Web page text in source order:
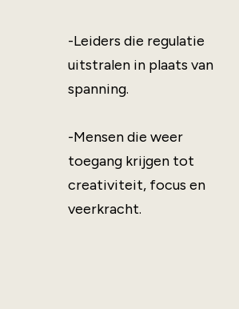
-Leiders die regulatie
uitstralen in plaats van
spanning.
-Mensen die weer
toegang krijgen tot
creativiteit, focus en
veerkracht.